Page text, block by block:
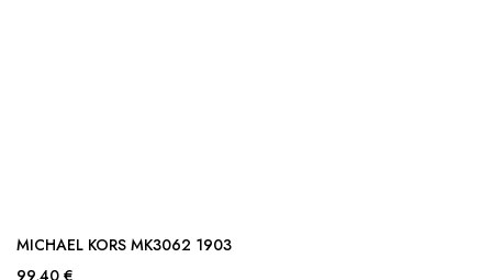
MICHAEL KORS MK3062 1903
99,40 €